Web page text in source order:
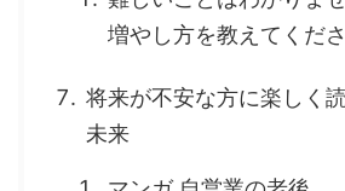
増やし方を教えてくだ
将来が不安な方に楽しく
未来